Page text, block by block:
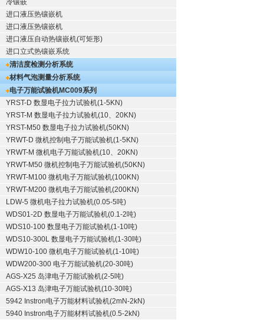
冷镶嵌
进口液压热镶嵌机
进口液压热镶嵌机
进口液压自动热镶嵌机(可矩形)
进口立式热镶嵌系统
清洁度检测分析系统
材料气泡测量分析系统
电子万能试验机MC009系列
YRST-D 数显电子拉力试验机(1-5KN)
YRST-M 数显电子拉力试验机(10、20KN)
YRST-M50 数显电子拉力试验机(50KN)
YRWT-D 微机控制电子万能试验机(1-5KN)
YRWT-M 微机电子万能试验机(10、20KN)
YRWT-M50 微机控制电子万能试验机(50KN)
YRWT-M100 微机电子万能试验机(100KN)
YRWT-M200 微机电子万能试验机(200KN)
LDW-5 微机电子拉力试验机(0.05-5吨)
WDS01-2D 数显电子万能试验机(0.1-2吨)
WDS10-100 数显电子万能试验机(1-10吨)
WDS10-300L 数显电子万能试验机(1-30吨)
WDW10-100 微机电子万能试验机(1-10吨)
WDW200-300 电子万能试验机(20-30吨)
AGS-X25 岛津电子万能试验机(2-5吨)
AGS-X13 岛津电子万能试验机(10-30吨)
5942 Instron电子万能材料试验机(2mN-2kN)
5940 Instron电子万能材料试验机(0.5-2kN)